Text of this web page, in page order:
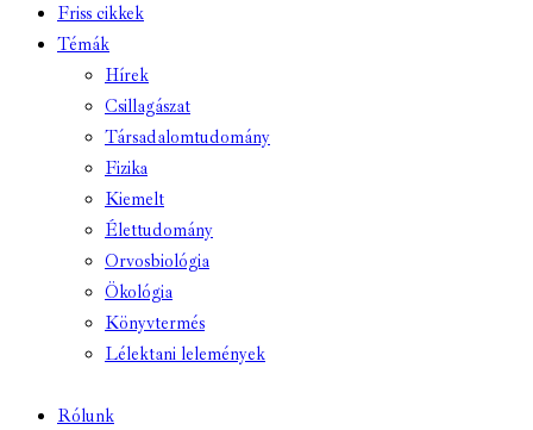
Friss cikkek
Témák
Hírek
Csillagászat
Társadalomtudomány
Fizika
Kiemelt
Élettudomány
Orvosbiológia
Ökológia
Könyvtermés
Lélektani lelemények
Rólunk